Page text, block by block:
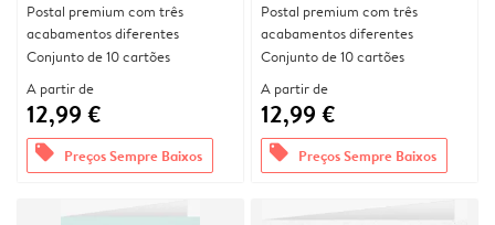
Postal premium com três
acabamentos diferentes
Conjunto de 10 cartões
A partir de
12,99 €
offers Preços Sempre Baixos
Postal premium com três
acabamentos diferentes
Conjunto de 10 cartões
A partir de
12,99 €
offers Preços Sempre Baixos